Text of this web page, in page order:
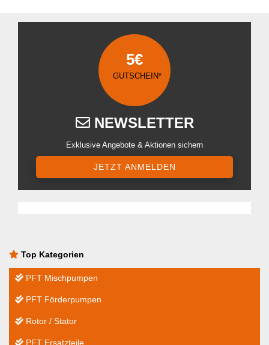
5€
GUTSCHEIN*
NEWSLETTER
Exklusive Angebote & Aktionen sichern
JETZT ANMELDEN
Top Kategorien
PFT Mischpumpen
PFT Förderpumpen
Rotor / Stator
PFT Ersatzteile